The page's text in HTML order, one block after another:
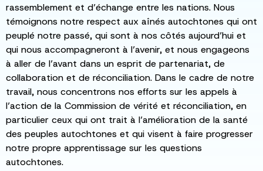
rassemblement et d’échange entre les nations. Nous
témoignons notre respect aux aînés autochtones qui ont
peuplé notre passé, qui sont à nos côtés aujourd’hui et
qui nous accompagneront à l’avenir, et nous engageons
à aller de l’avant dans un esprit de partenariat, de
collaboration et de réconciliation. Dans le cadre de notre
travail, nous concentrons nos efforts sur les appels à
l’action de la Commission de vérité et réconciliation, en
particulier ceux qui ont trait à l’amélioration de la santé
des peuples autochtones et qui visent à faire progresser
notre propre apprentissage sur les questions
autochtones.